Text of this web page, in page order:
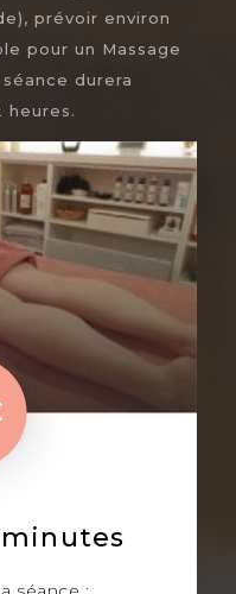
prévoir environ
pour un Massage
durera
heures.